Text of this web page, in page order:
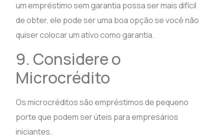
um empréstimo sem garantia possa ser mais difícil
de obter, ele pode ser uma boa opção se você não
quiser colocar um ativo como garantia.
9. Considere o
Microcrédito
Os microcréditos são empréstimos de pequeno
porte que podem ser úteis para empresários
iniciantes.